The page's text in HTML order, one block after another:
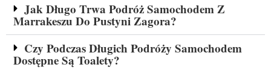
Jak Długo Trwa Podróż Samochodem Z
Marrakeszu Do Pustyni Zagora?
Czy Podczas Długich Podróży Samochodem
Dostępne Są Toalety?